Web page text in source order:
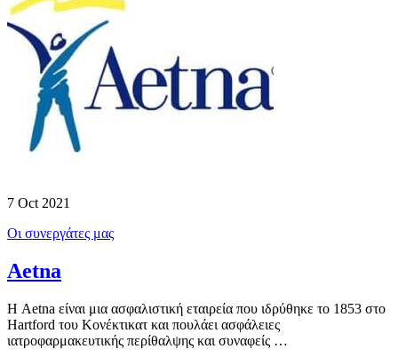
7 Oct 2021
Οι συνεργάτες μας
Aetna
Η Aetna είναι μια ασφαλιστική εταιρεία που ιδρύθηκε το 1853 στο
Hartford του Κονέκτικατ και πουλάει ασφάλειες
ιατροφαρμακευτικής περίθαλψης και συναφείς …